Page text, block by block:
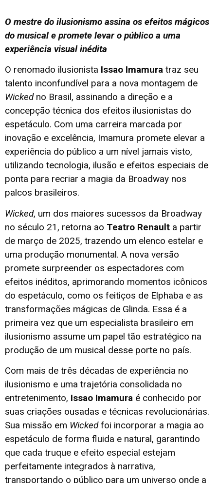
O mestre do ilusionismo assina os efeitos mágicos
do musical e promete levar o público a uma
experiência visual inédita
O renomado ilusionista Issao Imamura traz seu
talento inconfundível para a nova montagem de
Wickedno Brasil, assinando a direção e a
concepção técnica dos efeitos ilusionistas do
espetáculo. Com uma carreira marcada por
inovação e excelência, Imamura promete elevar a
experiência do público a um nível jamais visto,
utilizando tecnologia, ilusão e efeitos especiais de
ponta para recriar a magia da Broadway nos
palcos brasileiros.
Wicked, um dos maiores sucessos da Broadway
no século 21, retorna ao Teatro Renault a partir
de março de 2025, trazendo um elenco estelar e
uma produção monumental. A nova versão
promete surpreender os espectadores com
efeitos inéditos, aprimorando momentos icônicos
do espetáculo, como os feitiços de Elphaba e as
transformações mágicas de Glinda. Essa é a
primeira vez que um especialista brasileiro em
ilusionismo assume um papel tão estratégico na
produção de um musical desse porte no país.
Com mais de três décadas de experiência no
ilusionismo e uma trajetória consolidada no
entretenimento, Issao Imamura é conhecido por
suas criações ousadas e técnicas revolucionárias.
Sua missão em Wickedfoi incorporar a magia ao
espetáculo de forma fluida e natural, garantindo
que cada truque e efeito especial estejam
perfeitamente integrados à narrativa,
transportando o público para um universo onde a